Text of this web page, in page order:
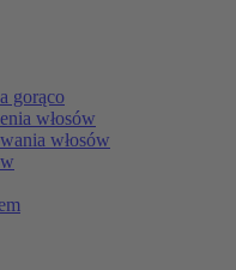
gorąco
włosów
włosów